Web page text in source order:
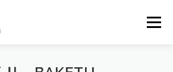
メニュー
ウェディングコース